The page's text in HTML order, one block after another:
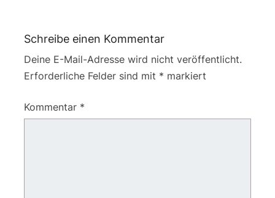
Schreibe einen Kommentar
Deine E-Mail-Adresse wird nicht veröffentlicht.
Erforderliche Felder sind mit * markiert
Kommentar *